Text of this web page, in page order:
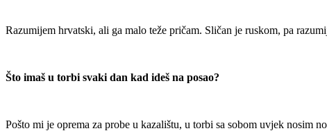
Razumijem hrvatski, ali ga malo teže pričam. Sličan je ruskom, pa
Što imaš u torbi svaki dan kad ideš na posao?
Pošto mi je oprema za probe u kazalištu, u torbi sa sobom uvjek nosim